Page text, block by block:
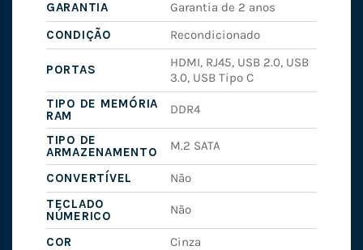
GARANTIA
Garantia de 2 anos
CONDIÇÃO
Recondicionado
PORTAS
HDMI, RJ45, USB 2.0, USB
3.0, USB Tipo C
TIPO DE MEMÓRIA
RAM
DDR4
TIPO DE
ARMAZENAMENTO
M.2 SATA
CONVERTÍVEL
Não
TECLADO
NÚMERICO
Não
COR
Cinza